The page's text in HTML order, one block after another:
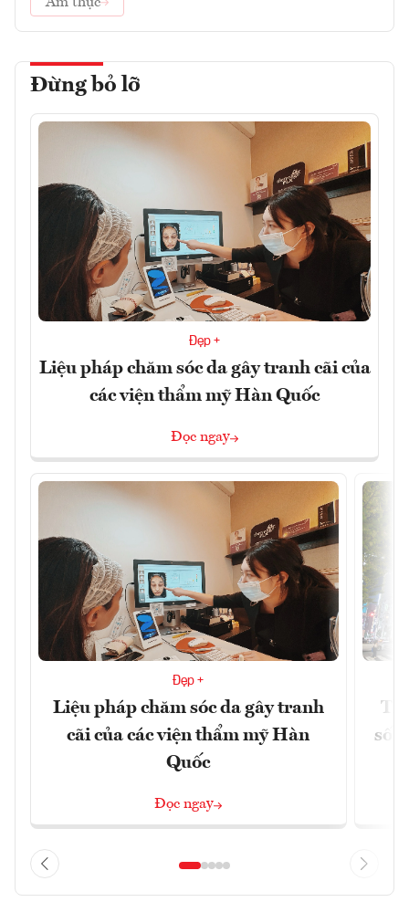
Đừng bỏ lỡ
Đẹp +
Liệu pháp chăm sóc da gây tranh cãi của
các viện thẩm mỹ Hàn Quốc
Đọc ngay
Đẹp +
Liệu pháp chăm sóc da gây tranh
cãi của các viện thẩm mỹ Hàn
Quốc
Đọc ngay
số